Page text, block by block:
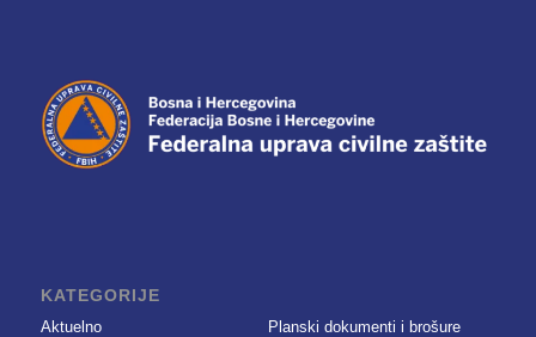
KATEGORIJE
Aktuelno
Planski dokumenti i brošure